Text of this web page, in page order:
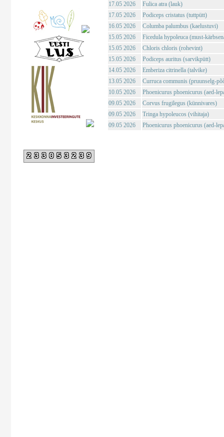
233053239
17.05 2026
Fulica atra (lauk)
17.05 2026
Podiceps cristatus (tuttpütt)
16.05 2026
Columba palumbus (kaelustuvi)
15.05 2026
Ficedula hypoleuca (must-
15.05 2026
Chloris chloris (rohevint)
15.05 2026
Podiceps auritus (sarvikpütt)
14.05 2026
Emberiza citrinella (talvike)
13.05 2026
Curruca communis (pruunselg-
10.05 2026
Phoenicurus phoenicurus (aed-
09.05 2026
Corvus frugilegus (künnivares)
09.05 2026
Tringa hypoleucos (vihitaja)
09.05 2026
Phoenicurus phoenicurus (aed-